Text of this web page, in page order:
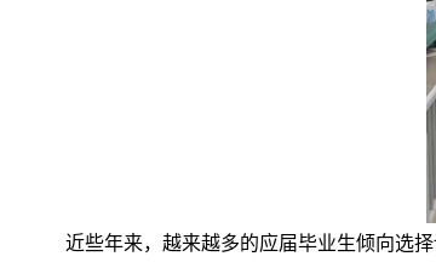
近些年来，越来越多的应届毕业生倾向选